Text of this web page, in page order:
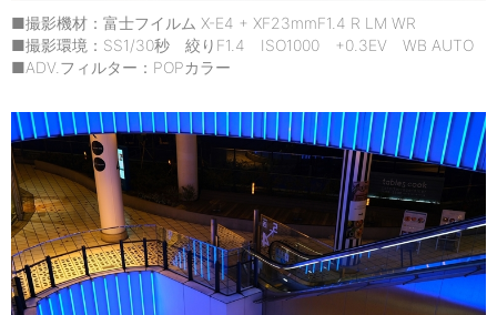
■撮影機材：富士フイルム X-E4 + XF23mmF1.4 R LM WR
■撮影環境：SS1/30秒 絞りF1.4 ISO1000 +0.3EV WB AUTO
■ADV.フィルター：POPカラー